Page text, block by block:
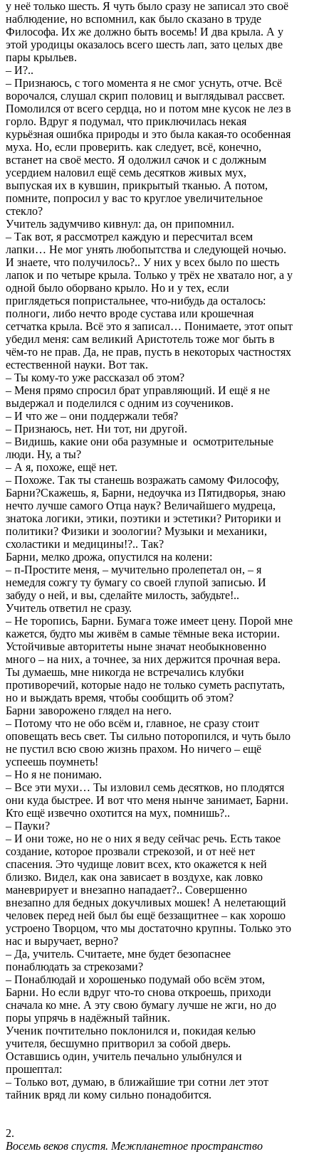
у неё только шесть. Я чуть было сразу не записал это своё
наблюдение, но вспомнил, как было сказано в труде
Философа. Их же должно быть восемь! И два крыла. А у
этой уродицы оказалось всего шесть лап, зато целых две
пары крыльев.
– И?..
– Признаюсь, с того момента я не смог уснуть, отче. Всё
ворочался, слушал скрип половиц и выглядывал рассвет.
Помолился от всего сердца, но и потом мне кусок не лез в
горло. Вдруг я подумал, что приключилась некая
курьёзная ошибка природы и это была какая-то особенная
муха. Но, если проверить. как следует, всё, конечно,
встанет на своё место. Я одолжил сачок и с должным
усердием наловил ещё семь десятков живых мух,
выпуская их в кувшин, прикрытый тканью. А потом,
помните, попросил у вас то круглое увеличительное
стекло?
Учитель задумчиво кивнул: да, он припомнил.
– Так вот, я рассмотрел каждую и пересчитал всем
лапки… Не мог унять любопытства и следующей ночью.
И знаете, что получилось?.. У них у всех было по шесть
лапок и по четыре крыла. Только у трёх не хватало ног, а у
одной было оборвано крыло. Но и у тех, если
приглядеться попристальнее, что-нибудь да осталось:
полноги, либо нечто вроде сустава или крошечная
сетчатка крыла. Всё это я записал… Понимаете, этот опыт
убедил меня: сам великий Аристотель тоже мог быть в
чём-то не прав. Да, не прав, пусть в некоторых частностях
естественной науки. Вот так.
– Ты кому-то уже рассказал об этом?
– Меня прямо спросил брат управляющий. И ещё я не
выдержал и поделился с одним из соучеников.
– И что же – они поддержали тебя?
– Признаюсь, нет. Ни тот, ни другой.
– Видишь, какие они оба разумные и осмотрительные
люди. Ну, а ты?
– А я, похоже, ещё нет.
– Похоже. Так ты станешь возражать самому Философу,
Барни?Скажешь, я, Барни, недоучка из Пятидворья, знаю
нечто лучше самого Отца наук? Величайшего мудреца,
знатока логики, этики, поэтики и эстетики? Риторики и
политики? Физики и зоологии? Музыки и механики,
схоластики и медицины!?.. Так?
Барни, мелко дрожа, опустился на колени:
– п-Простите меня, – мучительно пролепетал он, – я
немедля сожгу ту бумагу со своей глупой записью. И
забуду о ней, и вы, сделайте милость, забудьте!..
Учитель ответил не сразу.
– Не торопись, Барни. Бумага тоже имеет цену. Порой мне
кажется, будто мы живём в самые тёмные века истории.
Устойчивые авторитеты ныне значат необыкновенно
много – на них, а точнее, за них держится прочная вера.
Ты думаешь, мне никогда не встречались клубки
противоречий, которые надо не только суметь распутать,
но и выждать время, чтобы сообщить об этом?
Барни заворожено глядел на него.
– Потому что не обо всём и, главное, не сразу стоит
оповещать весь свет. Ты сильно поторопился, и чуть было
не пустил всю свою жизнь прахом. Но ничего – ещё
успеешь поумнеть!
– Но я не понимаю.
– Все эти мухи… Ты изловил семь десятков, но плодятся
они куда быстрее. И вот что меня нынче занимает, Барни.
Кто ещё извечно охотится на мух, помнишь?..
– Пауки?
– И они тоже, но не о них я веду сейчас речь. Есть такое
создание, которое прозвали стрекозой, и от неё нет
спасения. Это чудище ловит всех, кто окажется к ней
близко. Видел, как она зависает в воздухе, как ловко
маневрирует и внезапно нападает?.. Совершенно
внезапно для бедных докучливых мошек! А нелетающий
человек перед ней был бы ещё беззащитнее – как хорошо
устроено Творцом, что мы достаточно крупны. Только это
нас и выручает, верно?
– Да, учитель. Считаете, мне будет безопаснее
понаблюдать за стрекозами?
– Понаблюдай и хорошенько подумай обо всём этом,
Барни. Но если вдруг что-то снова откроешь, приходи
сначала ко мне. А эту свою бумагу лучше не жги, но до
поры упрячь в надёжный тайник.
Ученик почтительно поклонился и, покидая келью
учителя, бесшумно притворил за собой дверь.
Оставшись один, учитель печально улыбнулся и
прошептал:
– Только вот, думаю, в ближайшие три сотни лет этот
тайник вряд ли кому сильно понадобится.
2.
Восемь веков спустя. Межпланетное пространство